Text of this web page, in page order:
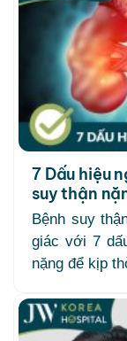
7 Dấu hiệu
suy thận
Bệnh suy
giác với 7
nặng để kịp